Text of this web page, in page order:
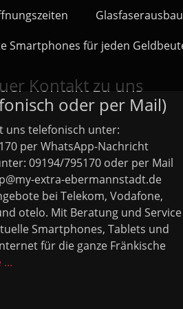
Menü Glasfaserausbau
Smartphones für jeden
Kontakt zu uns
oder per Mail)
uns telefonisch unter:
per WhatsApp-Nachricht
09194/795170 oder per Mail
extra-ebermannstadt.de
bei Telekom, Vodafone,
otelo. Mit Beratung und Service
Smartphones, Tablets und
für die ganze Fränkische
...